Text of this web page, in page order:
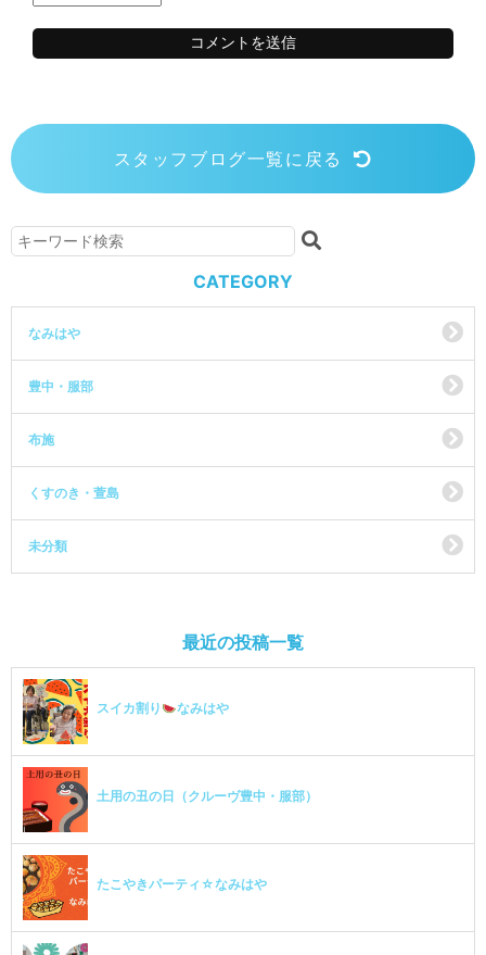
スタッフブログ一覧に戻る
CATEGORY
なみはや
豊中・服部
布施
くすのき・萱島
未分類
最近の投稿一覧
スイカ割り なみはや
土用の丑の日（クルーヴ豊中・服部）
たこやきパーティ☆なみはや